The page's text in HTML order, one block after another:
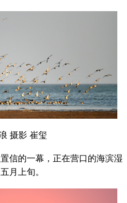
摄影 崔玺
的一幕，正在营口的海滨湿
月上旬。